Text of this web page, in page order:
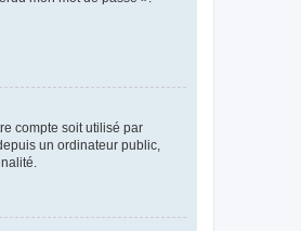
compte soit utilisé par
un ordinateur public,